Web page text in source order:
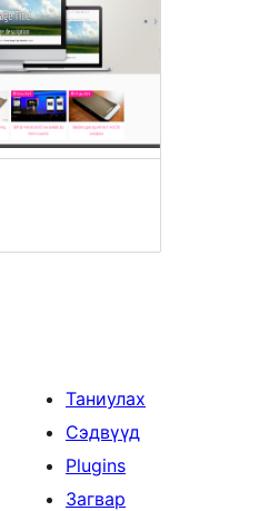
Таниулах
Сэдвүүд
Plugins
Загвар